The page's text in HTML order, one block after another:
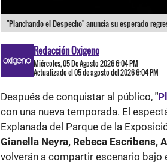
"Planchando el Despecho" anuncia su esperado
Redacción Oxigeno
Miércoles, 05 De Agosto 2026 6:04 PM
Actualizado el 05 de agosto del 2026 6:04 PM
Después de conquistar al público, "
con una nueva temporada. El
Explanada del Parque de la
Gianella Neyra, Rebeca Escribens,
volverán a compartir escenario bajo